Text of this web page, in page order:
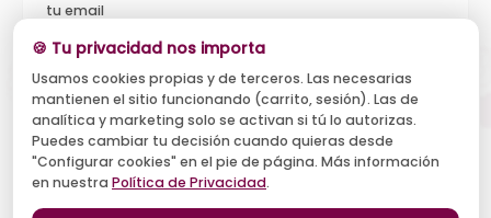
tu email
Acepto recibir novedades y ofertas, y el tratamiento de mi
email según la Política de Privacidad . Puedo darme de baja
cuando quiera.
Suscribirse
🍪 Tu privacidad nos importa
Usamos cookies propias y de terceros. Las necesarias
mantienen el sitio funcionando (carrito, sesión). Las de
analítica y marketing solo se activan si tú lo autorizas.
Puedes cambiar tu decisión cuando quieras desde
"Configurar cookies" en el pie de página. Más información
en nuestra Política de Privacidad.